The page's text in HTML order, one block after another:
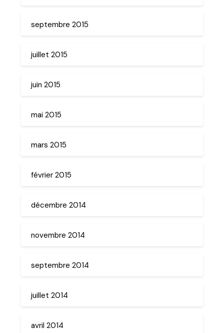
septembre 2015
juillet 2015
juin 2015
mai 2015
mars 2015
février 2015
décembre 2014
novembre 2014
septembre 2014
juillet 2014
avril 2014